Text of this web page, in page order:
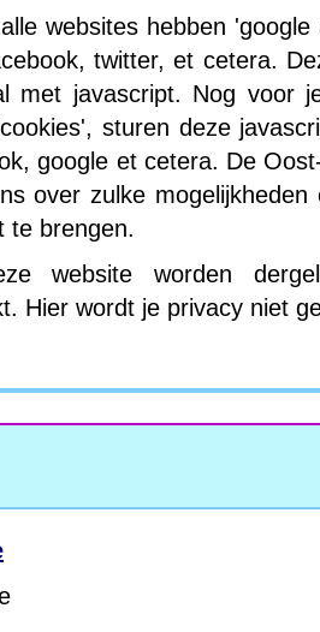
websites hebben
twitter, et cetera.
met javascript. Nog voor
sturen deze
google et cetera. De
over zulke mogelijkheden
te brengen.
website worden
Hier wordt je privacy niet